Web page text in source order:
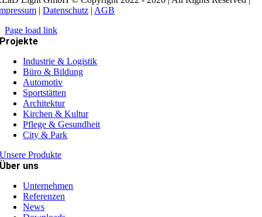
| Datenschutz | AGB
Page load link
Projekte
Industrie & Logistik
Büro & Bildung
Automotiv
Sportstätten
Architektur
Kirchen & Kultur
Pflege & Gesundheit
City & Park
Unsere Produkte
Über uns
Unternehmen
Referenzen
News